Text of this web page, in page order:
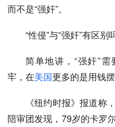
而不是“强奸”。
“性侵”与“强奸”有区别
简单地讲，“强奸”
牢，在美国更多的是用钱
《纽约时报》报道称
陪审团发现，79岁的卡罗